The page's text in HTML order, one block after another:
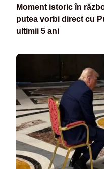
Moment istoric în
putea vorbi direct cu
ultimii 5 ani